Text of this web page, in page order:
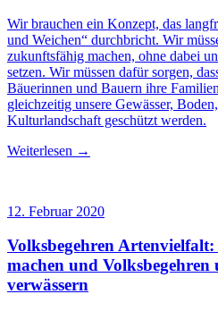
Wir brauchen ein Konzept, das
und Weichen“ durchbricht. Wir
zukunftsfähig machen, ohne dabei
setzen. Wir müssen dafür sorgen,
Bäuerinnen und Bauern ihre
gleichzeitig unsere Gewässer,
Kulturlandschaft geschützt werden.
Weiterlesen →
12. Februar 2020
Volksbegehren
machen und Volksbegehren
verwässern